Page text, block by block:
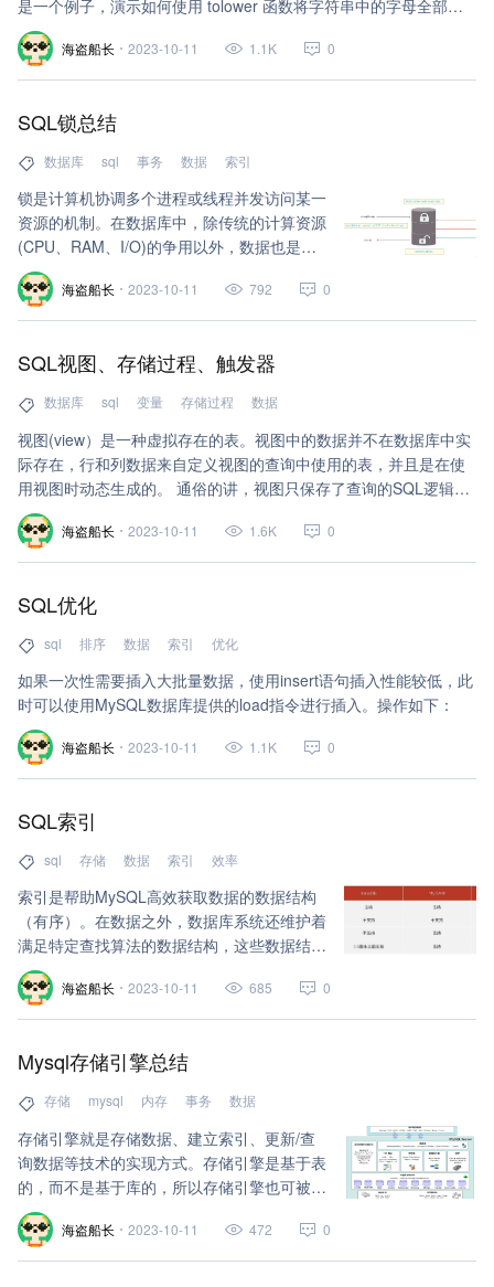
是一个例子，演示如何使用 tolower 函数将字符串中的字母全部转
换为小写形式：
海盗船长 2023-10-11 1.1K 0
SQL锁总结
数据库 sql 事务 数据 索引
锁是计算机协调多个进程或线程并发访问某一
资源的机制。在数据库中，除传统的计算资源
(CPU、RAM、I/O)的争用以外，数据也是一
种供许多用户共享的资源。如何保证数据并发
访问的一致性、有效性是所有数据库必须解决
的一个问题，锁冲突也是影响数据库并发访问
数据库而言显得尤其重要，也更加复杂。
海盗船长 2023-10-11 792 0
SQL视图、存储过程、触发器
数据库 sql 变量 存储过程 数据
视图(view）是一种虚拟存在的表。视图中的数据并不在数据库中实
际存在，行和列数据来自定义视图的查询中使用的表，并且是在使
用视图时动态生成的。 通俗的讲，视图只保存了查询的SQL逻辑，
不保存查询结果。所以我们在创建视图的时候，主要的工作就落在
创建这条SQL查询语句上。
海盗船长 2023-10-11 1.6K 0
SQL优化
sql 排序 数据 索引 优化
如果一次性需要插入大批量数据，使用insert语句插入性能较低，此
时可以使用MySQL数据库提供的load指令进行插入。操作如下：
海盗船长 2023-10-11 1.1K 0
SQL索引
sql 存储 数据 索引 效率
索引是帮助MySQL高效获取数据的数据结构
（有序）。在数据之外，数据库系统还维护着
满足特定查找算法的数据结构，这些数据结构
以某种方式引用（指向）数据，这样就可以在
这些数据结构上实现高级查找算法，这种数据
结构就是索引。
海盗船长 2023-10-11 685 0
Mysql存储引擎总结
存储 mysql 内存 事务 数据
存储引擎就是存储数据、建立索引、更新/查
询数据等技术的实现方式。存储引擎是基于表
的，而不是基于库的，所以存储引擎也可被称
为表类型。
海盗船长 2023-10-11 472 0